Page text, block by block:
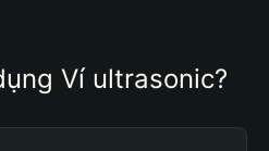
Ví ultrasonic?